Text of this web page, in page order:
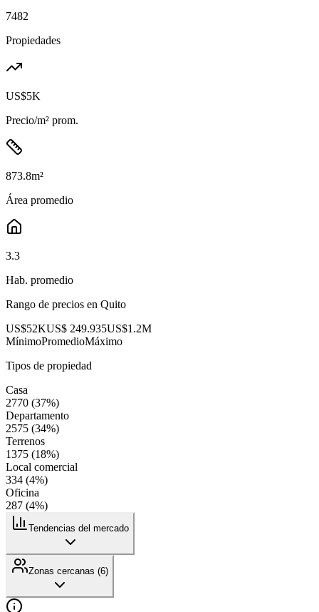
7482
Propiedades
US$5K
Precio/m² prom.
873.8m²
Área promedio
3.3
Hab. promedio
Rango de precios en Quito
US$52KUS$ 249.935US$1.2M
MínimoPromedioMáximo
Tipos de propiedad
Casa
2770 (37%)
Departamento
2575 (34%)
Terrenos
1375 (18%)
Local comercial
334 (4%)
Oficina
287 (4%)
Tendencias del mercado
Zonas cercanas (6)